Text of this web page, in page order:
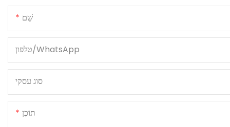
שֵׁם
טלפון/WhatsApp
סוג עסקי
תוֹכֶן